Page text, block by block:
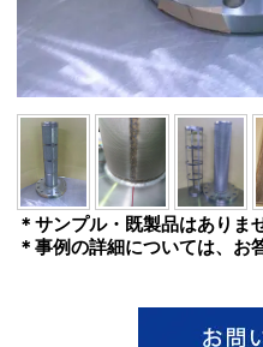
＊サンプル・既製品はありま
＊事例の詳細については、お